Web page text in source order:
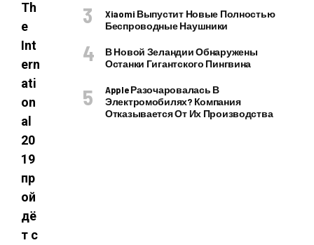
Th
e
Int
ern
ati
on
al
20
19
пр
ой
дё
т с
Xiaomi Выпустит Новые Полностью
Беспроводные Наушники
В Новой Зеландии Обнаружены
Останки Гигантского Пингвина
Apple Разочаровалась В
Электромобилях? Компания
Отказывается От Их Производства